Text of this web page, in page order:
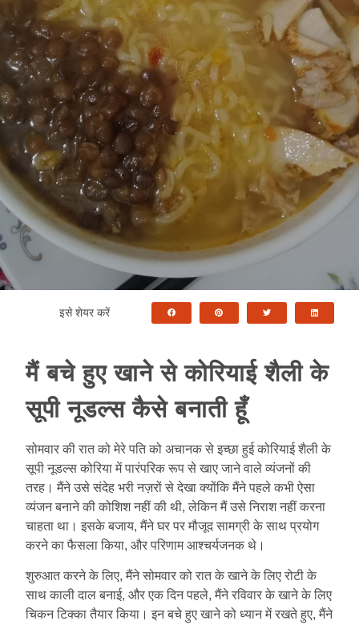
इसे शेयर करें
मैं बचे हुए खाने से कोरियाई शैली के
सूपी नूडल्स कैसे बनाती हूँ
सोमवार की रात को मेरे पति को अचानक से इच्छा हुईकोरियाई शैली के
सूपी नूडल्स कोरिया में पारंपरिक रूप से खाए जाने वाले व्यंजनों की
तरह। मैंने उसे संदेह भरी नज़रों से देखा क्योंकि मैंने पहले कभी ऐसा
व्यंजन बनाने की कोशिश नहीं की थी, लेकिन मैं उसे निराश नहीं करना
चाहता था। इसके बजाय, मैंने घर पर मौजूद सामग्री के साथ प्रयोग
करने का फैसला किया, और परिणाम आश्चर्यजनक थे।
शुरुआत करने के लिए, मैंने सोमवार को रात के खाने के लिए रोटी के
साथ काली दाल बनाई, और एक दिन पहले, मैंने रविवार के खाने के लिए
चिकन टिक्का तैयार किया। इन बचे हुए खाने को ध्यान में रखते हुए, मैंने